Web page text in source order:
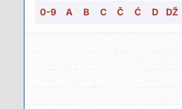
0-9 A B C Č Ć D DŽ